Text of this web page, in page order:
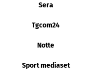
Sera
Tgcom24
Notte
Sport mediaset